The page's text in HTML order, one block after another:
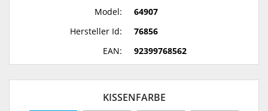
Model:
64907
Hersteller Id:
76856
EAN:
92399768562
KISSENFARBE